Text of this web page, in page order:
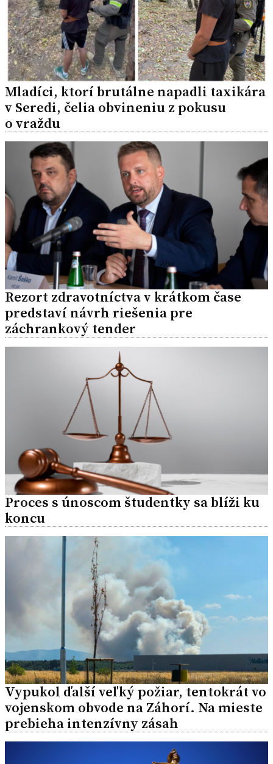
Mladíci, ktorí brutálne napadli taxikára
v Seredi, čelia obvineniu z pokusu
o vraždu
Rezort zdravotníctva v krátkom čase
predstaví návrh riešenia pre
záchrankový tender
Proces s únoscom študentky sa blíži ku
koncu
Vypukol ďalší veľký požiar, tentokrát vo
vojenskom obvode na Záhorí. Na mieste
prebieha intenzívny zásah